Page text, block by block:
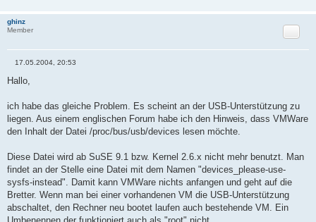
ghinz
Member
Zitat
e
i
r
a
g
17.05.2004, 20:53
Hallo,
ich habe das gleiche Problem. Es scheint an der USB-Unterstützung zu
liegen. Aus einem englischen Forum habe ich den Hinweis, dass VMWare
den Inhalt der Datei /proc/bus/usb/devices lesen möchte.
Diese Datei wird ab SuSE 9.1 bzw. Kernel 2.6.x nicht mehr benutzt. Man
findet an der Stelle eine Datei mit dem Namen "devices_please-use-
sysfs-instead". Damit kann VMWare nichts anfangen und geht auf die
Bretter. Wenn man bei einer vorhandenen VM die USB-Unterstützung
abschaltet, den Rechner neu bootet laufen auch bestehende VM. Ein